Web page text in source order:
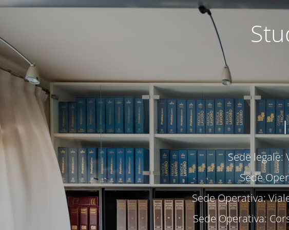
Sede legale:
Sede
Sede Operativa:
Sede Operativa: